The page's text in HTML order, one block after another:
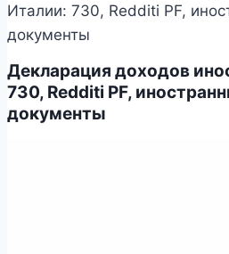
Италии: 730, Redditi PF,
документы
Декларация доходов
730, Redditi PF,
документы